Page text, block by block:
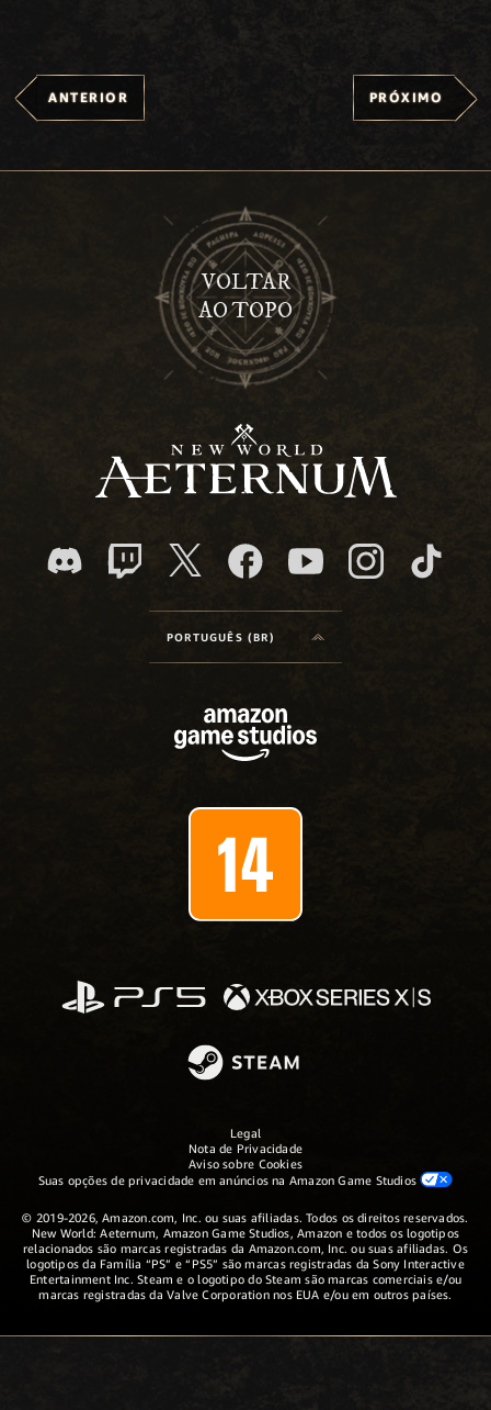
ANTERIOR PRÓXIMO
VOLTAR
AO TOPO
PORTUGUÊS (BR)
Legal
Nota de Privacidade
Aviso sobre Cookies
Suas opções de privacidade em anúncios na Amazon Game Studios
© 2019-2026, Amazon.com, Inc. ou suas afiliadas. Todos os direitos reservados.
New World: Aeternum, Amazon Game Studios, Amazon e todos os logotipos
relacionados são marcas registradas da Amazon.com, Inc. ou suas afiliadas. Os
logotipos da Família “PS” e “PS5” são marcas registradas da Sony Interactive
Entertainment Inc. Steam e o logotipo do Steam são marcas comerciais e/ou
marcas registradas da Valve Corporation nos EUA e/ou em outros países.